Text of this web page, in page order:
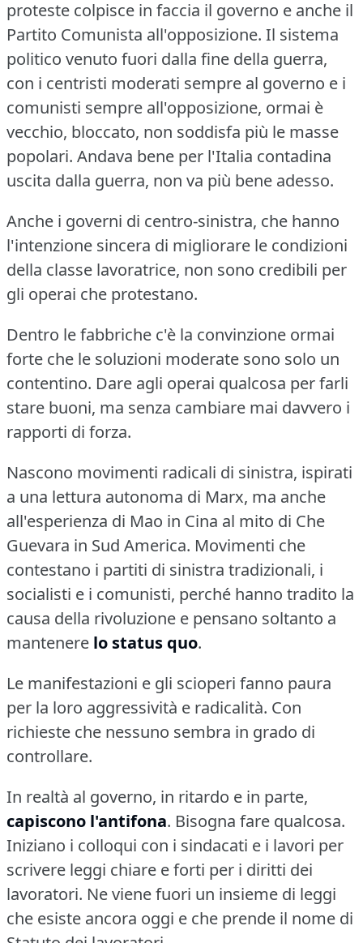
proteste colpisce in faccia il governo e anche il
Partito Comunista all'opposizione. Il sistema
politico venuto fuori dalla fine della guerra,
con i centristi moderati sempre al governo e i
comunisti sempre all'opposizione, ormai è
vecchio, bloccato, non soddisfa più le masse
popolari. Andava bene per l'Italia contadina
uscita dalla guerra, non va più bene adesso.
Anche i governi di centro-sinistra, che hanno
l'intenzione sincera di migliorare le condizioni
della classe lavoratrice, non sono credibili per
gli operai che protestano.
Dentro le fabbriche c'è la convinzione ormai
forte che le soluzioni moderate sono solo un
contentino. Dare agli operai qualcosa per farli
stare buoni, ma senza cambiare mai davvero i
rapporti di forza.
Nascono movimenti radicali di sinistra, ispirati
a una lettura autonoma di Marx, ma anche
all'esperienza di Mao in Cina al mito di Che
Guevara in Sud America. Movimenti che
contestano i partiti di sinistra tradizionali, i
socialisti e i comunisti, perché hanno tradito la
causa della rivoluzione e pensano soltanto a
mantenere lo status quo.
Le manifestazioni e gli scioperi fanno paura
per la loro aggressività e radicalità. Con
richieste che nessuno sembra in grado di
controllare.
In realtà al governo, in ritardo e in parte,
capiscono l'antifona. Bisogna fare qualcosa.
Iniziano i colloqui con i sindacati e i lavori per
scrivere leggi chiare e forti per i diritti dei
lavoratori. Ne viene fuori un insieme di leggi
che esiste ancora oggi e che prende il nome di